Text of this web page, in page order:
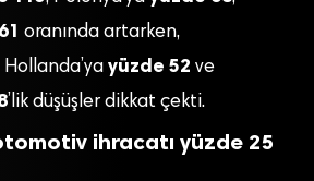
oranında artarken,
Hollanda’yayüzde 52 ve
’lik düşüşler dikkat çekti.
ihracatı yüzde 25